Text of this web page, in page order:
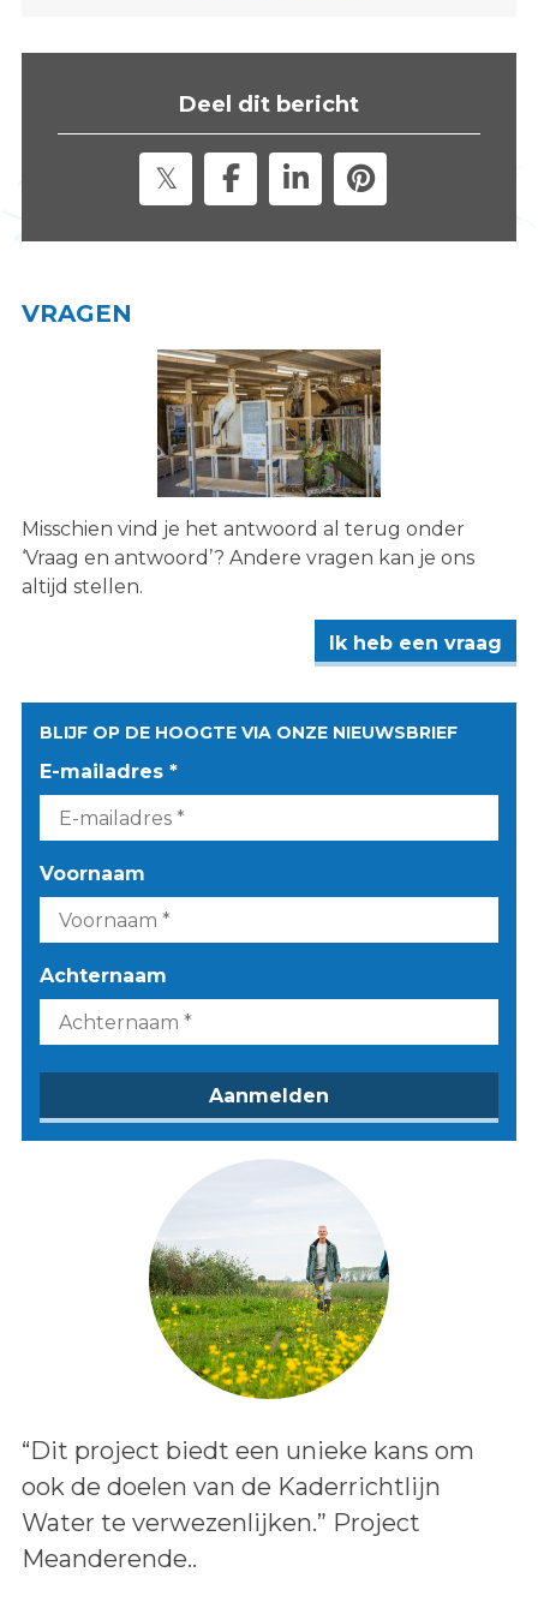
i
Deel dit bericht
VRAGEN
Misschien vind je het antwoord al terug onder
‘Vraag en antwoord’? Andere vragen kan je ons
altijd stellen.
Ik heb een vraag
BLIJF OP DE HOOGTE VIA ONZE NIEUWSBRIEF
E-mailadres *
Voornaam
Achternaam
Lees het bericht:
“Dit project biedt een unieke kans om
ook de doelen van de Kaderrichtlijn
Water te verwezenlijken.” Project
Meanderende..